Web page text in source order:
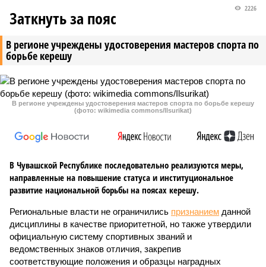
В регионе учреждены удостоверения мастеров спорта по
борьбе керешу
2226
Заткнуть за пояс
В регионе учреждены удостоверения мастеров спорта по борьбе керешу
(фото: wikimedia commons/Ilsurikat)
В Чувашской Республике последовательно реализуются меры,
направленные на повышение статуса и институциональное
развитие национальной борьбы на поясах керешу.
Региональные власти не ограничились признанием данной
дисциплины в качестве приоритетной, но также утвердили
официальную систему спортивных званий и
ведомственных знаков отличия, закрепив
соответствующие положения и образцы наградных